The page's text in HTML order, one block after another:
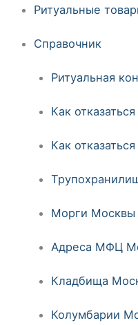
Ритуальные
Справочник
Ритуальная
Как
Как
Морги Москвы
Адреса МФЦ
Кладбища
Колумбарии